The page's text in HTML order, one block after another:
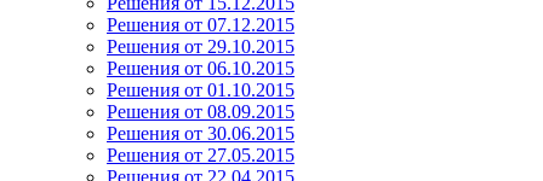
Решения от 07.12.2015
Решения от 29.10.2015
Решения от 06.10.2015
Решения от 01.10.2015
Решения от 08.09.2015
Решения от 30.06.2015
Решения от 27.05.2015
Решения от 22.04.2015